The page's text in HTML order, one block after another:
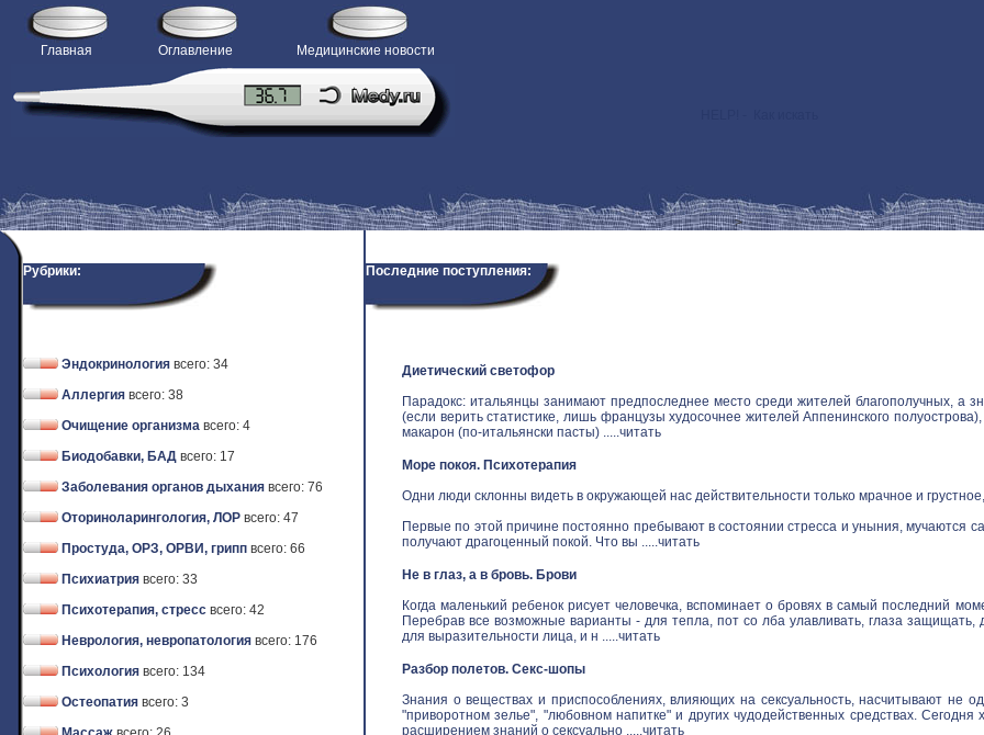
Главная Оглавление Медицинские новости
>
Рубрики:
Эндокринология всего: 34
Аллергия всего: 38
Очищение организма всего: 4
Биодобавки, БАД всего: 17
Заболевания органов дыхания всего: 76
Оториноларингология, ЛОР всего: 47
Простуда, ОРЗ, ОРВИ, грипп всего: 66
Психиатрия всего: 33
Психотерапия, стресс всего: 42
Неврология, невропатология всего: 176
Психология всего: 134
Остеопатия всего: 3
Последние поступления:
Диетический светофор
Парадокс: итальянцы занимают предпоследнее место среди жителей благополучных, а
(если верить статистике, лишь французы худосочнее жителей Аппенинского
макарон (по-итальянски пасты) .....читать
Море покоя. Психотерапия
Одни люди склонны видеть в окружающей нас действительности только мрачное и
Первые по этой причине постоянно пребывают в состоянии стресса и уныния, мучаются
получают драгоценный покой. Что вы .....читать
Не в глаз, а в бровь. Брови
Когда маленький ребенок рисует человечка, вспоминает о бровях в самый последний
Перебрав все возможные варианты - для тепла, пот со лба улавливать, глаза
для выразительности лица, и н .....читать
Разбор полетов. Секс-шопы
Знания о веществах и приспособлениях, влияющих на сексуальность, насчитывают не
"приворотном зелье", "любовном напитке" и других чудодейственных средствах.
расширением знаний о сексуально .....читать